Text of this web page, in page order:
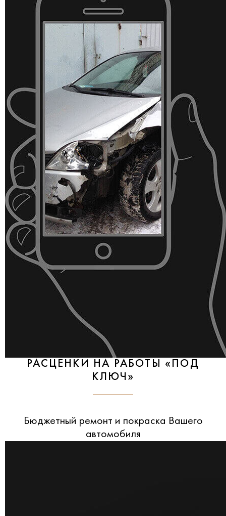
РАСЦЕНКИ НА РАБОТЫ «ПОД
КЛЮЧ»
Бюджетный ремонт и покраска Вашего
автомобиля